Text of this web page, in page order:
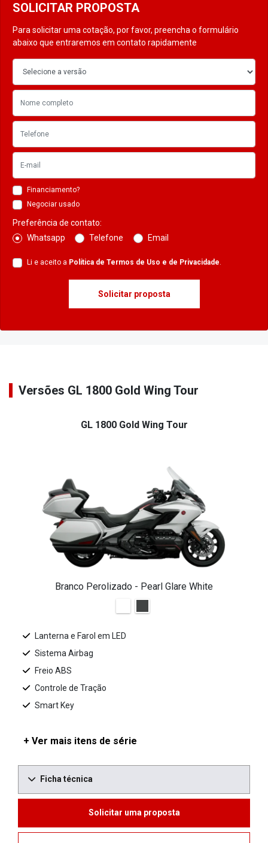
SOLICITAR PROPOSTA
Para solicitar uma cotação, por favor, preencha o formulário
abaixo que entraremos em contato rapidamente
Financiamento?
Negociar usado
Preferência de contato:
Whatsapp
Telefone Email
Li e aceito a Política de Termos de Uso e de Privacidade.
Solicitar proposta
Versões GL 1800 Gold Wing Tour
GL 1800 Gold Wing Tour
Branco Perolizado - Pearl Glare White
Lanterna e Farol em LED
Sistema Airbag
Freio ABS
Controle de Tração
Smart Key
+ Ver mais itens de série
Ficha técnica
Solicitar uma proposta